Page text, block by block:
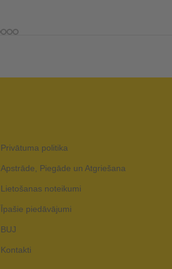
Privātuma politika
Apstrāde, Piegāde un Atgriešana
Lietošanas noteikumi
Īpašie piedāvājumi
BUJ
Kontakti